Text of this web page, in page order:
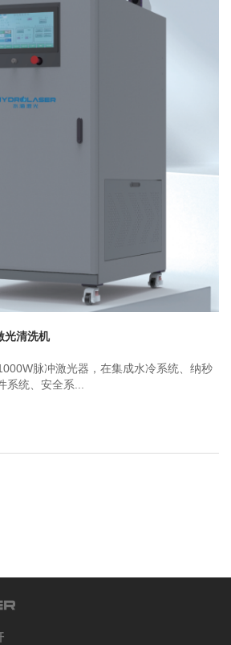
光清洗机
脉冲激光器，在集成水冷系统、纳秒
系统、安全系...